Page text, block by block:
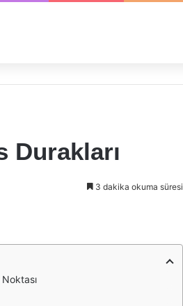
Durakları
3 dakika okuma süresi